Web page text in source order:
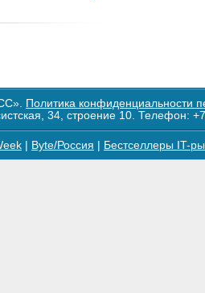
Политика конфиденциальности
34, строение 10. Телефон:
Byte/Россия Бестселлеры IT-